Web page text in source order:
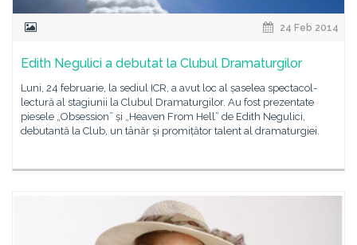
24 Feb 2014
Edith Negulici a debutat la Clubul Dramaturgilor
Luni, 24 februarie, la sediul ICR, a avut loc al șaselea spectacol-
lectură al stagiunii la Clubul Dramaturgilor. Au fost prezentate
piesele „Obsession” și „Heaven From Hell” de Edith Negulici,
debutantă la Club, un tânăr și promițător talent al dramaturgiei.